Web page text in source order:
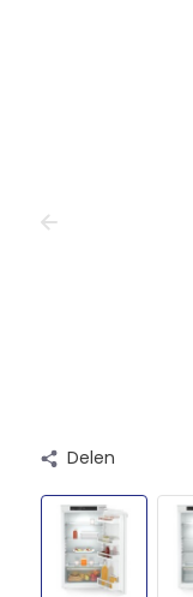
Delen